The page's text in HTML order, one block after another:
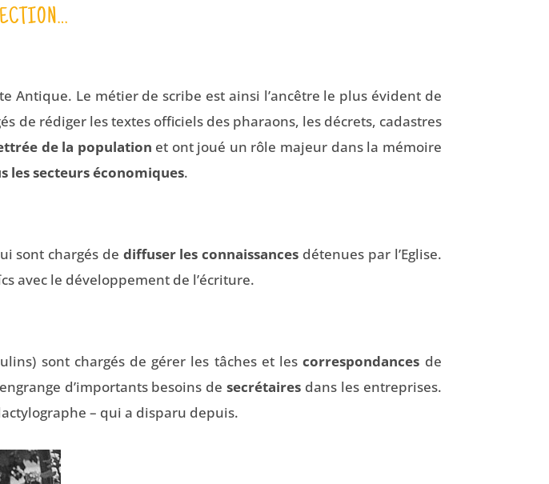
Antique. Le métier de scribe est ainsi l’ancêtre le plus évident de
de rédiger les textes officiels des pharaons, les décrets, cadastres
de la population et ont joué un rôle majeur dans la mémoire
les secteurs économiques.
sont chargés de diffuser les connaissances détenues par l’Eglise.
avec le développement de l’écriture.
sont chargés de gérer les tâches et lescorrespondances de
d’importants besoins desecrétaires dans les entreprises.
– qui a disparu depuis.